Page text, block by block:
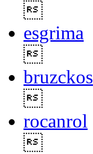
esgrima
bruzckos
rocanrol